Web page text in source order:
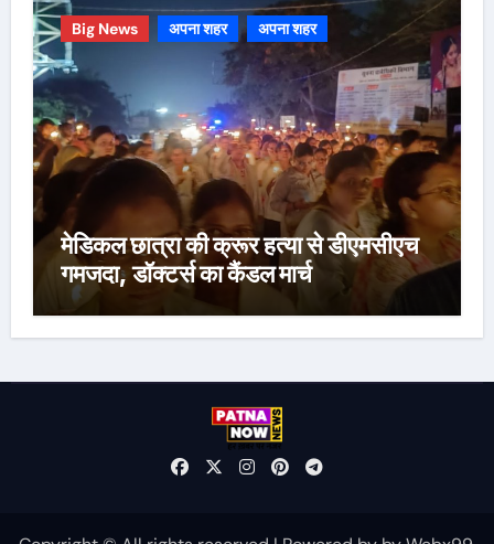
Big News अपना शहर अपना शहर
मेडिकल छात्रा की क्रूर हत्या से डीएमसीएच
गमजदा, डॉक्टर्स का कैंडल मार्च